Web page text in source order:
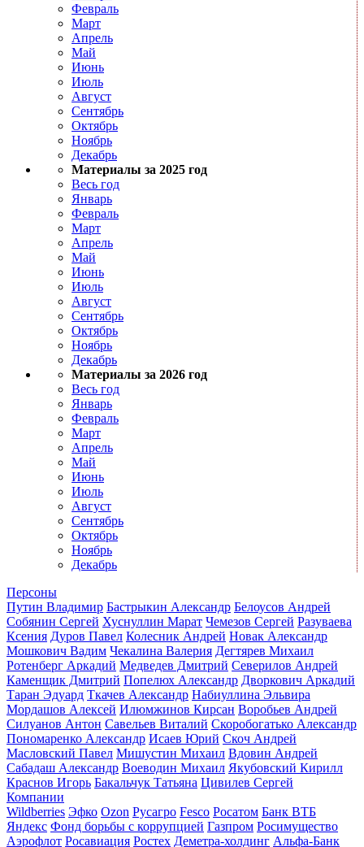
Февраль
Март
Апрель
Май
Июнь
Июль
Август
Сентябрь
Октябрь
Ноябрь
Декабрь
Материалы за 2025 год
Весь год
Январь
Февраль
Март
Апрель
Май
Июнь
Июль
Август
Сентябрь
Октябрь
Ноябрь
Декабрь
Материалы за 2026 год
Весь год
Январь
Февраль
Март
Апрель
Май
Июнь
Июль
Август
Сентябрь
Октябрь
Ноябрь
Декабрь
Персоны
Путин Владимир Бастрыкин Александр Белоусов Андрей
Собянин Сергей Хуснуллин Марат Чемезов Сергей Разуваева
Ксения Дуров Павел Колесник Андрей Новак Александр
Мошкович Вадим Чекалина Валерия Дегтярев Михаил
Ротенберг Аркадий Медведев Дмитрий Северилов Андрей
Каменщик Дмитрий Попелюх Александр Дворкович Аркадий
Таран Эдуард Ткачев Александр Набиуллина Эльвира
Мордашов Алексей Илюмжинов Кирсан Воробьев Андрей
Силуанов Антон Савельев Виталий Скоробогатько Александр
Пономаренко Александр Исаев Юрий Скоч Андрей
Масловский Павел Мишустин Михаил Вдовин Андрей
Сабадаш Александр Воеводин Михаил Якубовский Кирилл
Краснов Игорь Бакальчук Татьяна Цивилев Сергей
Компании
Wildberries Эфко Ozon Русагро Fesco Росатом Банк ВТБ
Яндекс Фонд борьбы с коррупцией Газпром Росимущество
Аэрофлот Росавиация Ростех Деметра-холдинг Альфа-Банк